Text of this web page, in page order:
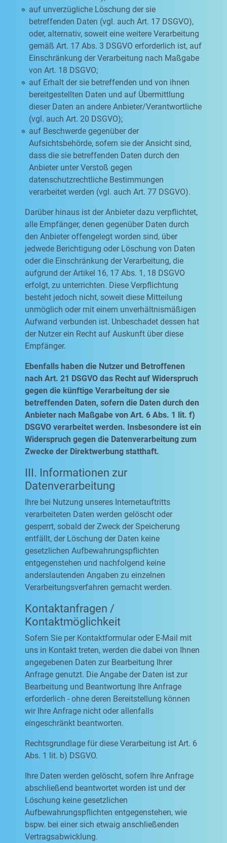
auf unverzügliche Löschung der sie
betreffenden Daten (vgl. auch Art. 17 DSGVO),
oder, alternativ, soweit eine weitere Verarbeitung
gemäß Art. 17 Abs. 3 DSGVO erforderlich ist, auf
Einschränkung der Verarbeitung nach Maßgabe
von Art. 18 DSGVO;
auf Erhalt der sie betreffenden und von ihnen
bereitgestellten Daten und auf Übermittlung
dieser Daten an andere Anbieter/Verantwortliche
(vgl. auch Art. 20 DSGVO);
auf Beschwerde gegenüber der
Aufsichtsbehörde, sofern sie der Ansicht sind,
dass die sie betreffenden Daten durch den
Anbieter unter Verstoß gegen
datenschutzrechtliche Bestimmungen
verarbeitet werden (vgl. auch Art. 77 DSGVO).
Darüber hinaus ist der Anbieter dazu verpflichtet,
alle Empfänger, denen gegenüber Daten durch
den Anbieter offengelegt worden sind, über
jedwede Berichtigung oder Löschung von Daten
oder die Einschränkung der Verarbeitung, die
aufgrund der Artikel 16, 17 Abs. 1, 18 DSGVO
erfolgt, zu unterrichten. Diese Verpflichtung
besteht jedoch nicht, soweit diese Mitteilung
unmöglich oder mit einem unverhältnismäßigen
Aufwand verbunden ist. Unbeschadet dessen hat
der Nutzer ein Recht auf Auskunft über diese
Empfänger.
Ebenfalls haben die Nutzer und Betroffenen
nach Art. 21 DSGVO das Recht auf Widerspruch
gegen die künftige Verarbeitung der sie
betreffenden Daten, sofern die Daten durch den
Anbieter nach Maßgabe von Art. 6 Abs. 1 lit. f)
DSGVO verarbeitet werden. Insbesondere ist ein
Widerspruch gegen die Datenverarbeitung zum
Zwecke der Direktwerbung statthaft.
III. Informationen zur
Datenverarbeitung
Ihre bei Nutzung unseres Internetauftritts
verarbeiteten Daten werden gelöscht oder
gesperrt, sobald der Zweck der Speicherung
entfällt, der Löschung der Daten keine
gesetzlichen Aufbewahrungspflichten
entgegenstehen und nachfolgend keine
anderslautenden Angaben zu einzelnen
Verarbeitungsverfahren gemacht werden.
Kontaktanfragen /
Kontaktmöglichkeit
Sofern Sie per Kontaktformular oder E-Mail mit
uns in Kontakt treten, werden die dabei von Ihnen
angegebenen Daten zur Bearbeitung Ihrer
Anfrage genutzt. Die Angabe der Daten ist zur
Bearbeitung und Beantwortung Ihre Anfrage
erforderlich - ohne deren Bereitstellung können
wir Ihre Anfrage nicht oder allenfalls
eingeschränkt beantworten.
Rechtsgrundlage für diese Verarbeitung ist Art. 6
Abs. 1 lit. b) DSGVO.
Ihre Daten werden gelöscht, sofern Ihre Anfrage
abschließend beantwortet worden ist und der
Löschung keine gesetzlichen
Aufbewahrungspflichten entgegenstehen, wie
bspw. bei einer sich etwaig anschließenden
Vertragsabwicklung.